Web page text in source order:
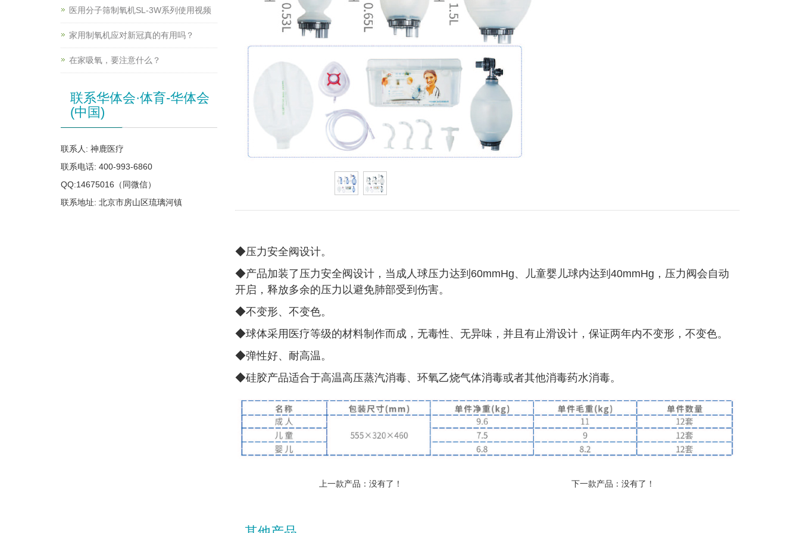
◆压力安全阀设计。
◆产品加装了压力安全阀设计，当成人球压力达到60mmHg、儿童婴儿球内达到40mmHg，压力阀会自动
开启，释放多余的压力以避免肺部受到伤害。
◆不变形、不变色。
◆球体采用医疗等级的材料制作而成，无毒性、无异味，并且有止滑设计，保证两年内不变形，不变色。
◆弹性好、耐高温。
◆硅胶产品适合于高温高压蒸汽消毒、环氧乙烧气体消毒或者其他消毒药水消毒。
上一款产品：没有了！ 下一款产品：没有了！
医用分子筛制氧机SL-3W系列使用视频
家用制氧机应对新冠真的有用吗？
在家吸氧，要注意什么？
联系华体会·体育-华体会
(中国)
联系人: 神鹿医疗
联系电话: 400-993-6860
QQ:14675016（同微信）
联系地址: 北京市房山区琉璃河镇